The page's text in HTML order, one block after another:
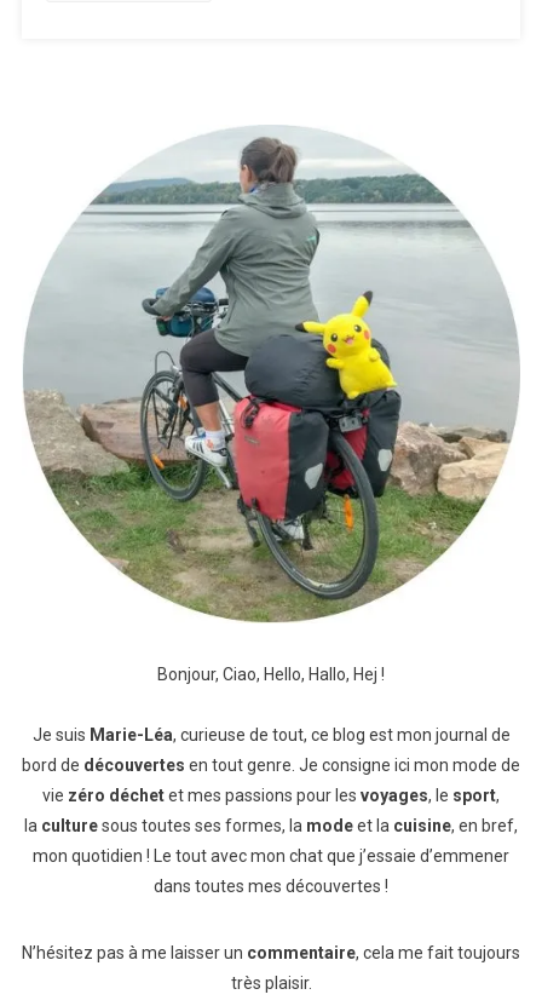
Bonjour, Ciao, Hello, Hallo, Hej !
Je suis Marie-Léa, curieuse de tout, ce blog est mon journal de
bord de découvertes en tout genre. Je consigne ici mon mode de
vie zéro déchetet mes passions pour les voyages, le sport,
la culturesous toutes ses formes, la modeet la cuisine, en bref,
mon quotidien ! Le tout avec mon chat que j’essaie d’emmener
dans toutes mes découvertes !
N’hésitez pas à me laisser un commentaire, cela me fait toujours
très plaisir.